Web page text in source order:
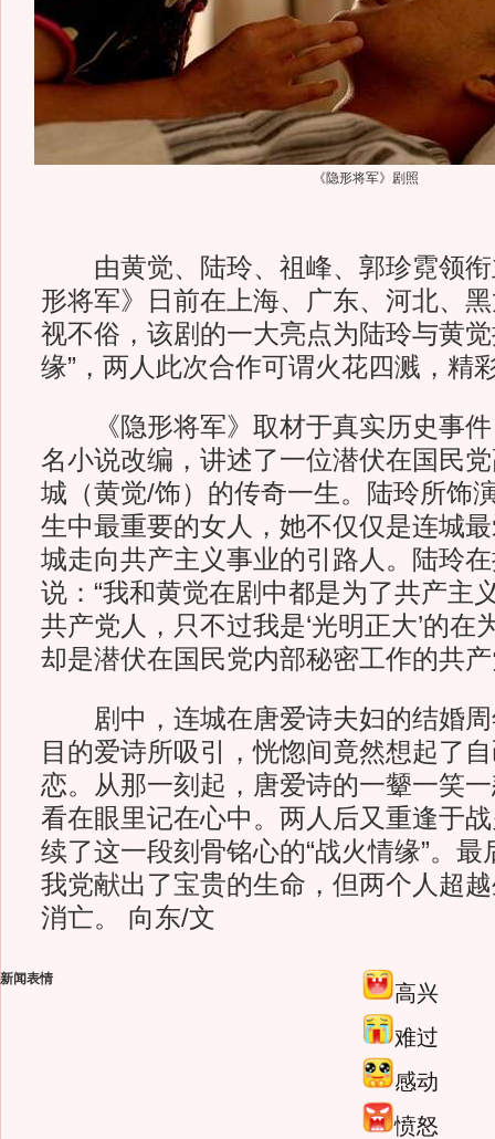
《隐形将军》剧照
由黄觉、陆玲、祖峰、郭珍霓领衔
形将军》日前在上海、广东、河北、
视不俗，该剧的一大亮点为陆玲与黄
缘”，两人此次合作可谓火花四溅，精
《隐形将军》取材于真实历史事件
名小说改编，讲述了一位潜伏在国民
城（黄觉/饰）的传奇一生。陆玲所饰
生中最重要的女人，她不仅仅是连城
城走向共产主义事业的引路人。陆玲
说：“我和黄觉在剧中都是为了共产主
共产党人，只不过我是‘光明正大’的在
却是潜伏在国民党内部秘密工作的共产
剧中，连城在唐爱诗夫妇的结婚周
目的爱诗所吸引，恍惚间竟然想起了
恋。从那一刻起，唐爱诗的一颦一笑
看在眼里记在心中。两人后又重逢于
续了这一段刻骨铭心的“战火情缘”。
我党献出了宝贵的生命，但两个人超
消亡。 向东/文
新闻表情
高兴
难过
感动
愤怒